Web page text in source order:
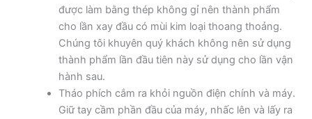
được làm bằng thép không gỉ nên thành phẩm
cho lần xay đầu có mùi kim loại thoang thoảng.
Chúng tôi khuyên quý khách không nên sử dụng
thành phẩm lần đầu tiên này sử dụng cho lần vận
hành sau.
Tháo phích cắm ra khỏi nguồn điện chính và máy.
Giữ tay cầm phần đầu của máy, nhấc lên và lấy ra